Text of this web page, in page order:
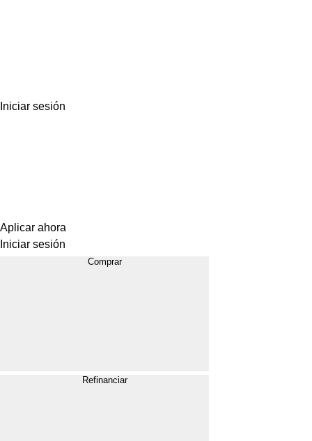
Iniciar sesión
Aplicar ahora
Iniciar sesión
Comprar
Refinanciar